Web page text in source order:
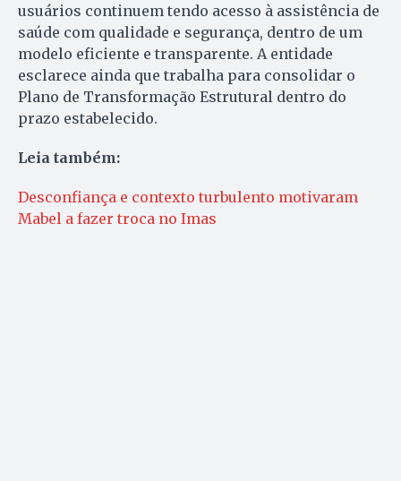
usuários continuem tendo acesso à assistência de
saúde com qualidade e segurança, dentro de um
modelo eficiente e transparente. A entidade
esclarece ainda que trabalha para consolidar o
Plano de Transformação Estrutural dentro do
prazo estabelecido.
Leia também:
Desconfiança e contexto turbulento motivaram
Mabel a fazer troca no Imas